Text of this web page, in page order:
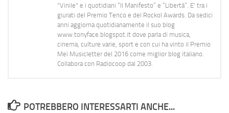
"Vinile" e i quotidiani “Il Manifesto” e “Libertà”. E' tra i
giurati del Premio Tenco e del Rockol Awards. Da sedici
anni aggiorna quotidianamente il suo blog
www.tonyface.blogspot.it dove parla di musica,
cinema, culture varie, sport e con cui ha vinto il Premio
Mei Musicletter del 2016 come miglior blog italiano.
Collabora con Radiocoop dal 2003.
POTREBBERO INTERESSARTI ANCHE...